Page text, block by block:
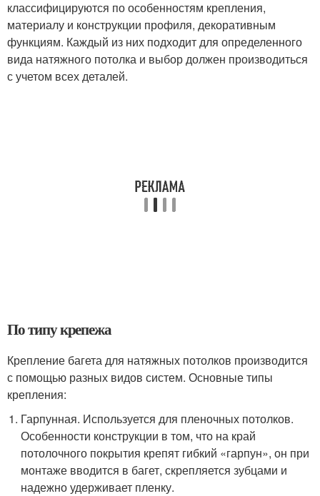
классифицируются по особенностям крепления,
материалу и конструкции профиля, декоративным
функциям. Каждый из них подходит для определенного
вида натяжного потолка и выбор должен производиться
с учетом всех деталей.
По типу крепежа
Крепление багета для натяжных потолков производится
с помощью разных видов систем. Основные типы
крепления:
Гарпунная. Используется для пленочных потолков.
Особенности конструкции в том, что на край
потолочного покрытия крепят гибкий «гарпун», он при
монтаже вводится в багет, скрепляется зубцами и
надежно удерживает пленку.